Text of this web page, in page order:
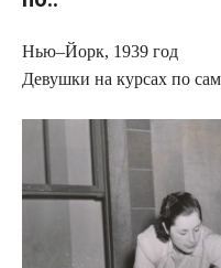
Нью–Йорк, 1939 год
Девушки на курсах по